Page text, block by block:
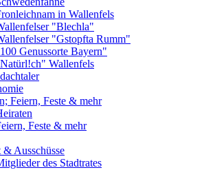
in Wallenfels
"Blechla"
"Gstopfta Rumm"
Genussorte Bayern"
Wallenfels
Feiern, Feste & mehr
Feste & mehr
& Ausschüsse
des Stadtrates